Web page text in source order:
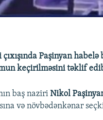
Paşinyan
keçirilməsini təklif
baş naziriNikol
və növbədənkənar